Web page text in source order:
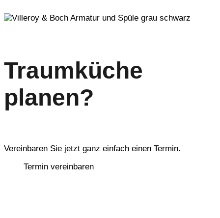
Traumküche
planen?
Vereinbaren Sie jetzt ganz einfach einen Termin.
Termin vereinbaren